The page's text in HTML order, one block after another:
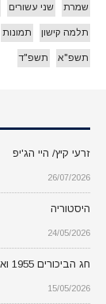
שמרת שני עשורים
תלמה קישון תמונות
תשפ"א תשפ"ד
זרעי קיץ/ היי הג'יפ
26/07/2026
היסטוריה
24/05/2026
חג הביכורים 1955 ואחרי….
15/05/2026